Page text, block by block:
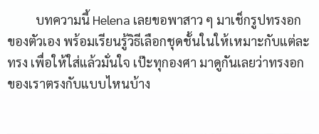
บทความนี้ Helena เลยขอพาสาว ๆ มาเช็กรูปทรงอก
ของตัวเอง พร้อมเรียนรู้วิธีเลือกชุดชั้นในให้เหมาะกับแต่ละ
ทรง เพื่อให้ใส่แล้วมั่นใจ เป๊ะทุกองศา มาดูกันเลยว่าทรงอก
ของเราตรงกับแบบไหนบ้าง